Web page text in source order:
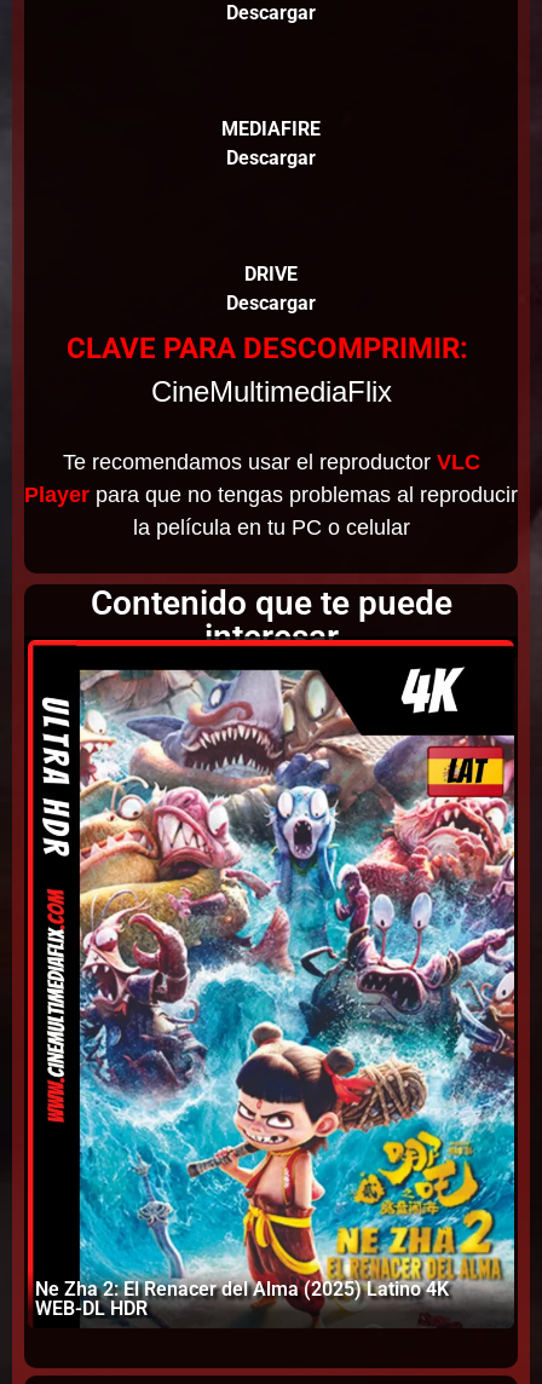
Descargar
MEDIAFIRE
Descargar
DRIVE
Descargar
CLAVE PARA DESCOMPRIMIR:
CineMultimediaFlix
Te recomendamos usar el reproductor VLC
Player para que no tengas problemas al reproducir
la película en tu PC o celular
Contenido que te puede
interesar
Ne Zha 2: El Renacer del Alma (2025) Latino 4K
WEB-DL HDR